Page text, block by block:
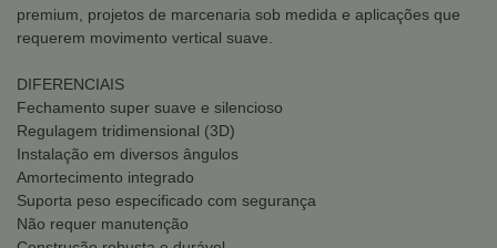
premium, projetos de marcenaria sob medida e aplicações que
requerem movimento vertical suave.
DIFERENCIAIS
Fechamento super suave e silencioso
Regulagem tridimensional (3D)
Instalação em diversos ângulos
Amortecimento integrado
Suporta peso especificado com segurança
Não requer manutenção